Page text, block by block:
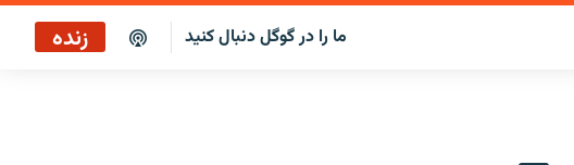
ما را در گوگل دنبال کنید زنده